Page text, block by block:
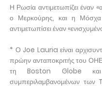
Η Ρωσία αντιμετωπίζει έναν
ο Μερκούρης, και η
αντιμετωπίσει έναν
* Ο Joe Lauria είναι
πρώην ανταποκριτής του
τη Boston Globe και
συμπεριλαμβανομένων